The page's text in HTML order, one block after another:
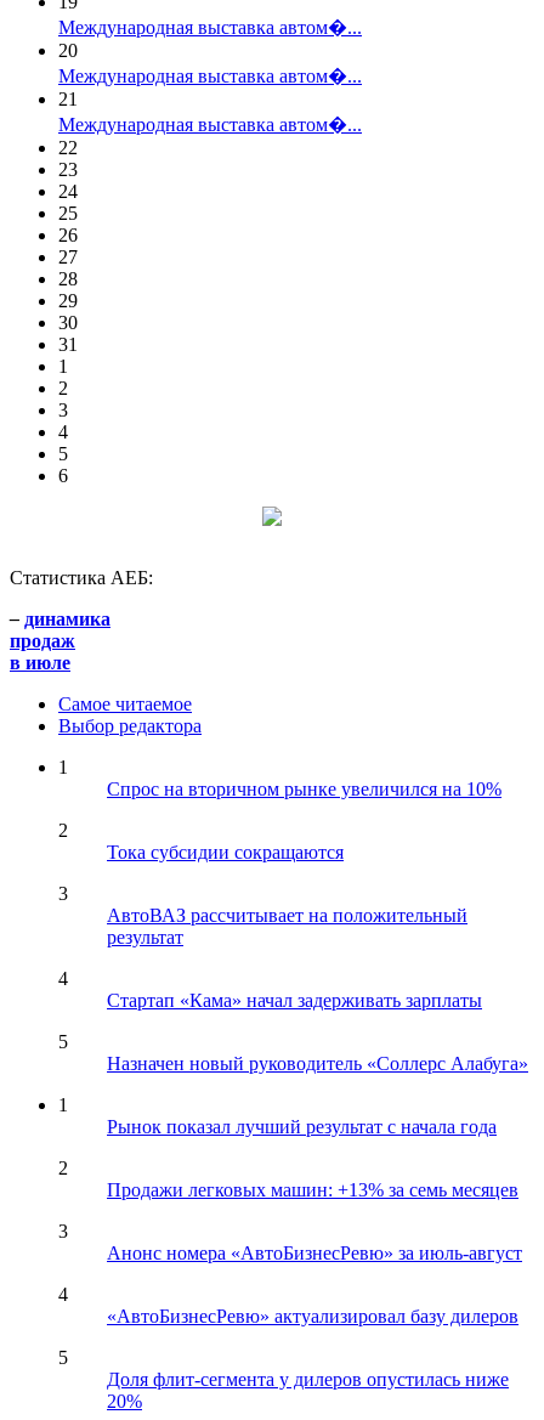
Международная выставка автом�...
20
Международная выставка автом�...
21
Международная выставка автом�...
22
23
24
25
26
27
28
29
30
31
1
2
3
4
5
6
Статистика АЕБ:
– динамика
продаж
в июле
Самое читаемое
Выбор редактора
1
Спрос на вторичном рынке увеличился на 10%
2
Тока субсидии сокращаются
3
АвтоВАЗ рассчитывает на положительный
результат
4
Стартап «Кама» начал задерживать зарплаты
5
Назначен новый руководитель «Соллерс Алабуга»
1
Рынок показал лучший результат с начала года
2
Продажи легковых машин: +13% за семь месяцев
3
Анонс номера «АвтоБизнесРевю» за июль-август
4
«АвтоБизнесРевю» актуализировал базу дилеров
5
Доля флит-сегмента у дилеров опустилась ниже
20%